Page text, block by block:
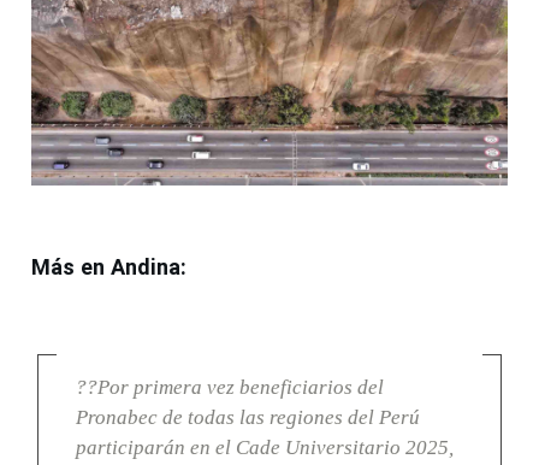
Más en Andina:
??Por primera vez beneficiarios del
Pronabec de todas las regiones del Perú
participarán en el Cade Universitario 2025,